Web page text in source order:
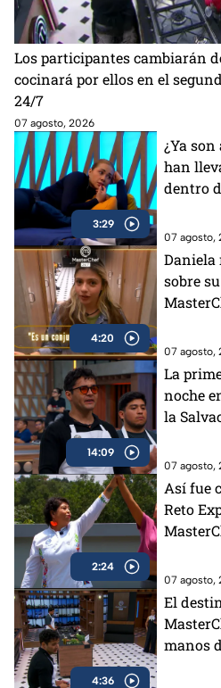
Los participantes cambiarán
cocinará por ellos en el
24/7
07 agosto, 2026
3:29
¿Ya son
han
dentro
07 agosto,
4:20
Daniela
sobre
(VIDEO)
07 agosto,
14:09
La
noche
la
07 agosto,
2:24
Así fue
Reto
07 agosto,
4:36
El
manos